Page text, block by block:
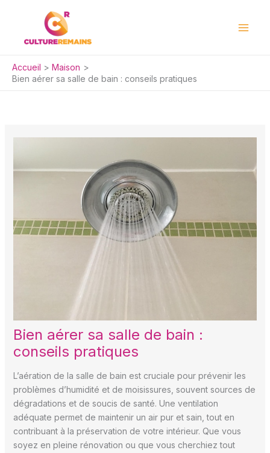
Accueil
Maison
Bien aérer sa salle de bain : conseils pratiques
Bien aérer sa salle de bain :
conseils pratiques
L’aération de la salle de bain est cruciale pour prévenir les
problèmes d’humidité et de moisissures, souvent sources de
dégradations et de soucis de santé. Une ventilation
adéquate permet de maintenir un air pur et sain, tout en
contribuant à la préservation de votre intérieur. Que vous
soyez en pleine rénovation ou que vous cherchiez tout